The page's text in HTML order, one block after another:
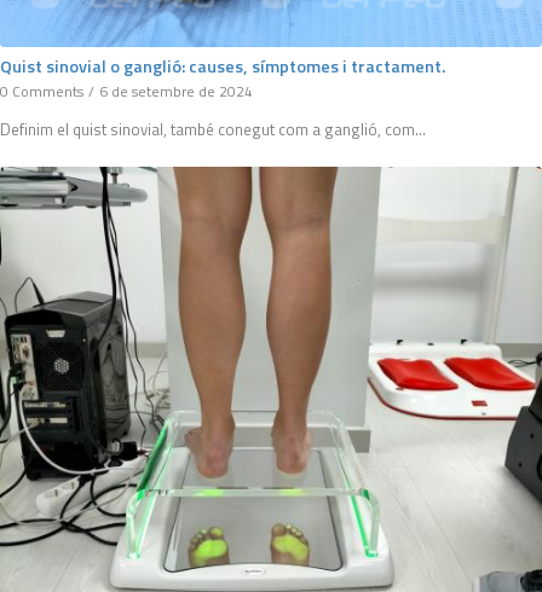
Quist sinovial o ganglió: causes, símptomes i tractament.
0 Comments / 6 de setembre de 2024
Definim el quist sinovial, també conegut com a ganglió, com…